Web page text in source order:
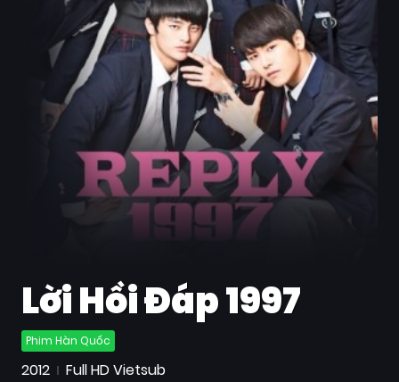
Thể
loại
Quốc
Lời Hồi Đáp 1997
Phim Hàn Quốc
2012 Full HD Vietsub